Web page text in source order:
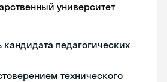
университет
кандидата педагогических
технического